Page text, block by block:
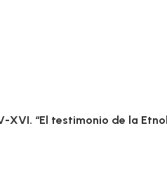
XVI. “El testimonio de la